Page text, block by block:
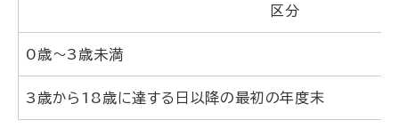
区分
0歳～3歳未満
3歳から18歳に達する日以降の最初の年度末